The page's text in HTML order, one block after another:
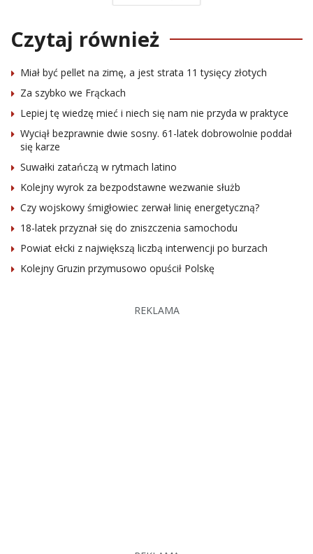
Czytaj również
Miał być pellet na zimę, a jest strata 11 tysięcy złotych
Za szybko we Frąckach
Lepiej tę wiedzę mieć i niech się nam nie przyda w praktyce
Wyciął bezprawnie dwie sosny. 61-latek dobrowolnie poddał
się karze
Suwałki zatańczą w rytmach latino
Kolejny wyrok za bezpodstawne wezwanie służb
Czy wojskowy śmigłowiec zerwał linię energetyczną?
18-latek przyznał się do zniszczenia samochodu
Powiat ełcki z największą liczbą interwencji po burzach
Kolejny Gruzin przymusowo opuścił Polskę
REKLAMA